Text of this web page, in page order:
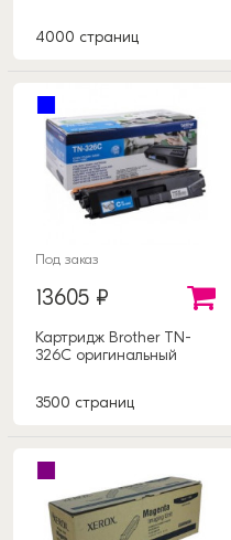
4000 страниц
Под заказ
13605 ₽
Картридж Brother TN-
326C оригинальный
3500 страниц